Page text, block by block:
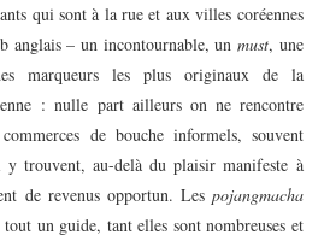
qui sont à la rue et aux villes coréennes
anglais – un incontournable, un must, une
marqueurs les plus originaux de la
: nulle part ailleurs on ne rencontre
de bouche informels, souvent
y trouvent, au-delà du plaisir manifeste à
de revenus opportun. Les pojangmacha
un guide, tant elles sont nombreuses et